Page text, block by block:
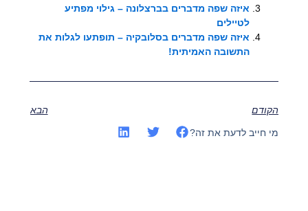
איזה שפה מדברים בברצלונה – גילוי מפתיע
לטיילים
איזה שפה מדברים בסלובקיה – תופתעו לגלות את
התשובה האמיתית!
הקודם הבא
מי חייב לדעת את זה?